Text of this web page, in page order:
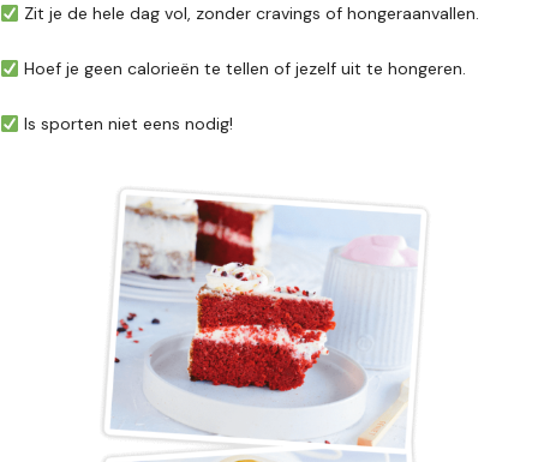
Zit je de hele dag vol, zonder cravings of hongeraanvallen.
Hoef je geen calorieën te tellen of jezelf uit te hongeren.
Is sporten niet eens nodig!